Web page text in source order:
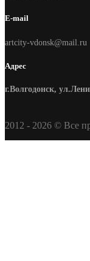
E-mail
artcity-vdonsk@mail.ru
Адрес
г.Волгодонск,
2012 - 2026 © Все